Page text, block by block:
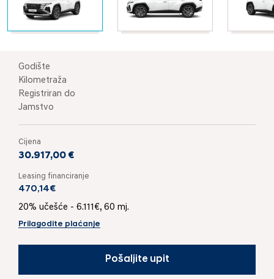
Godište
Kilometraža
Registriran do
Jamstvo
Cijena
30.917,00 €
Leasing financiranje
470,14€
20% učešće - 6.111€, 60 mj.
Prilagodite plaćanje
Pošaljite upit